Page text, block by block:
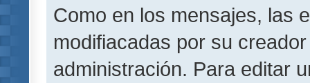
Como en los mensajes, las
modifiacadas por su
administración. Para editar